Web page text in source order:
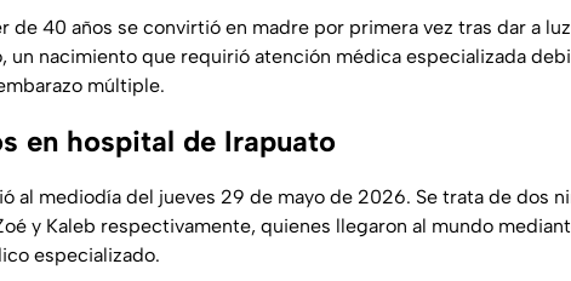
de 40 años se convirtió en madre por primera vez tras dar a
un nacimiento que requirió atención médica especializada
múltiple.
en hospital de Irapuato
al mediodía del jueves 29 de mayo de 2026. Se trata de dos
y Kaleb respectivamente, quienes llegaron al mundo
especializado.